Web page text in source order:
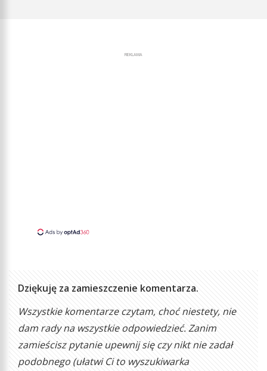
REKLAMA
Dziękuję za zamieszczenie komentarza.
Wszystkie komentarze czytam, choć niestety, nie
dam rady na wszystkie odpowiedzieć. Zanim
zamieścisz pytanie upewnij się czy nikt nie zadał
podobnego (ułatwi Ci to wyszukiwarka